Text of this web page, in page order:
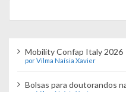
Mobility Confap Italy 2026
por Vilma Naísia Xavier
Bolsas para doutorandos